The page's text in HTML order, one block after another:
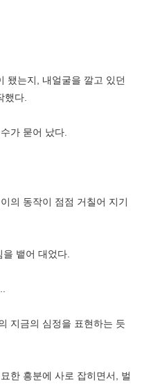
됐는지, 내얼굴을 깔고 있던
했다.
가 묻어 났다.
의 동작이 점점 거칠어 지기
뱉어 대었다.
지금의 심정을 표현하는 듯
한 흥분에 사로 잡히면서, 벌